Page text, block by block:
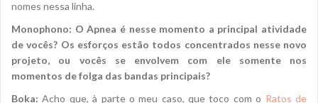
nomes nessa linha.
Monophono: O Apnea é nesse momento a principal atividade
de vocês? Os esforços estão todos concentrados nesse novo
projeto, ou vocês se envolvem com ele somente nos
momentos de folga das bandas principais?
Boka: Acho que, à parte o meu caso, que toco com o Ratos de